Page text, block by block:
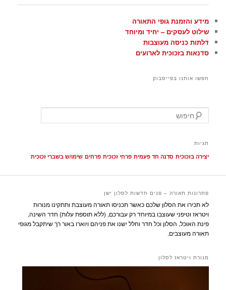
מידע והזמנת גופי התאורה
שילוט לעסקים – יחיד ומיוחד
דלתות כניסה מעוצבות
סדנאות בזכוכית לארועים
חפשו אותנו בפייסבוק
י
ותגיות
יצירה בזכוכית סדנה חד פעמית פרחי זכוכית פרחים שימו/ש בשברי זכוכית
פתרונות תאורה – פנים חדשות לסלון ישן
לא תכירו את הסלון שלכם כאשר תכניסו תאורה מעוצבת ותתקינו מנורות
ויטראז וטיפני שעוצבו במיוחד רק עבורכם, (ללא תוספת עלות) חדר השינה,
פינת האוכל, הסלון וכל חדר וחלל ישנו את פניהם ויוארו באור רך שיתקבל מגופי
תאורה מעוצבים.
מנורת ויטראז לסלון